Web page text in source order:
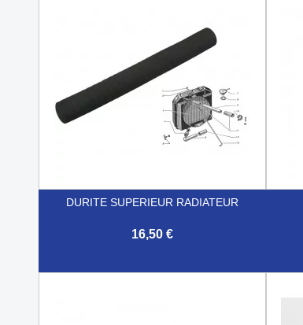
DURITE SUPERIEUR RADIATEUR
16,50 €